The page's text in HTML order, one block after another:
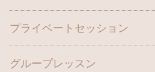
プライベートセッション
グループレッスン